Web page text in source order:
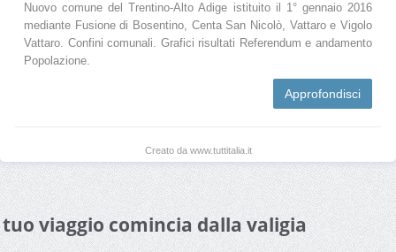
Nuovo comune del Trentino-Alto Adige istituito il 1° gennaio 2016
mediante Fusione di Bosentino, Centa San Nicolò, Vattaro e Vigolo
Vattaro. Confini comunali. Grafici risultati Referendum e andamento
Popolazione.
Approfondisci
Creato da www.tuttitalia.it
viaggio comincia dalla valigia